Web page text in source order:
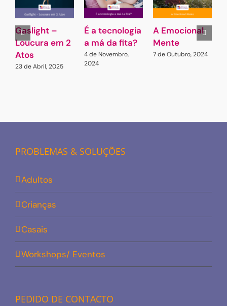
Gaslight –
Loucura em 2
Atos
23 de Abril, 2025
É a tecnologia
a má da fita?
4 de Novembro,
2024
A Emocional
Mente
7 de Outubro, 2024
PROBLEMAS & SOLUÇÕES
Adultos
Crianças
Casais
Workshops/ Eventos
PEDIDO DE CONTACTO